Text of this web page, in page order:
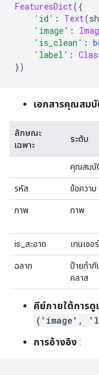
FeaturesDict({
'id' : Text(
'image' :
'is_clean' :
'label' :
})
เอกสารคุณสม
ลักษณะ
เฉพาะ
ระดับ
คุณสมบั
รหัส ข้อความ
ภาพ ภาพ
is_สะอาด เทนเซอร์
ฉลาก
ป้ายกำกั
คลาส
คีย์ภายใต้การดู
('image',
การอ้างอิง :